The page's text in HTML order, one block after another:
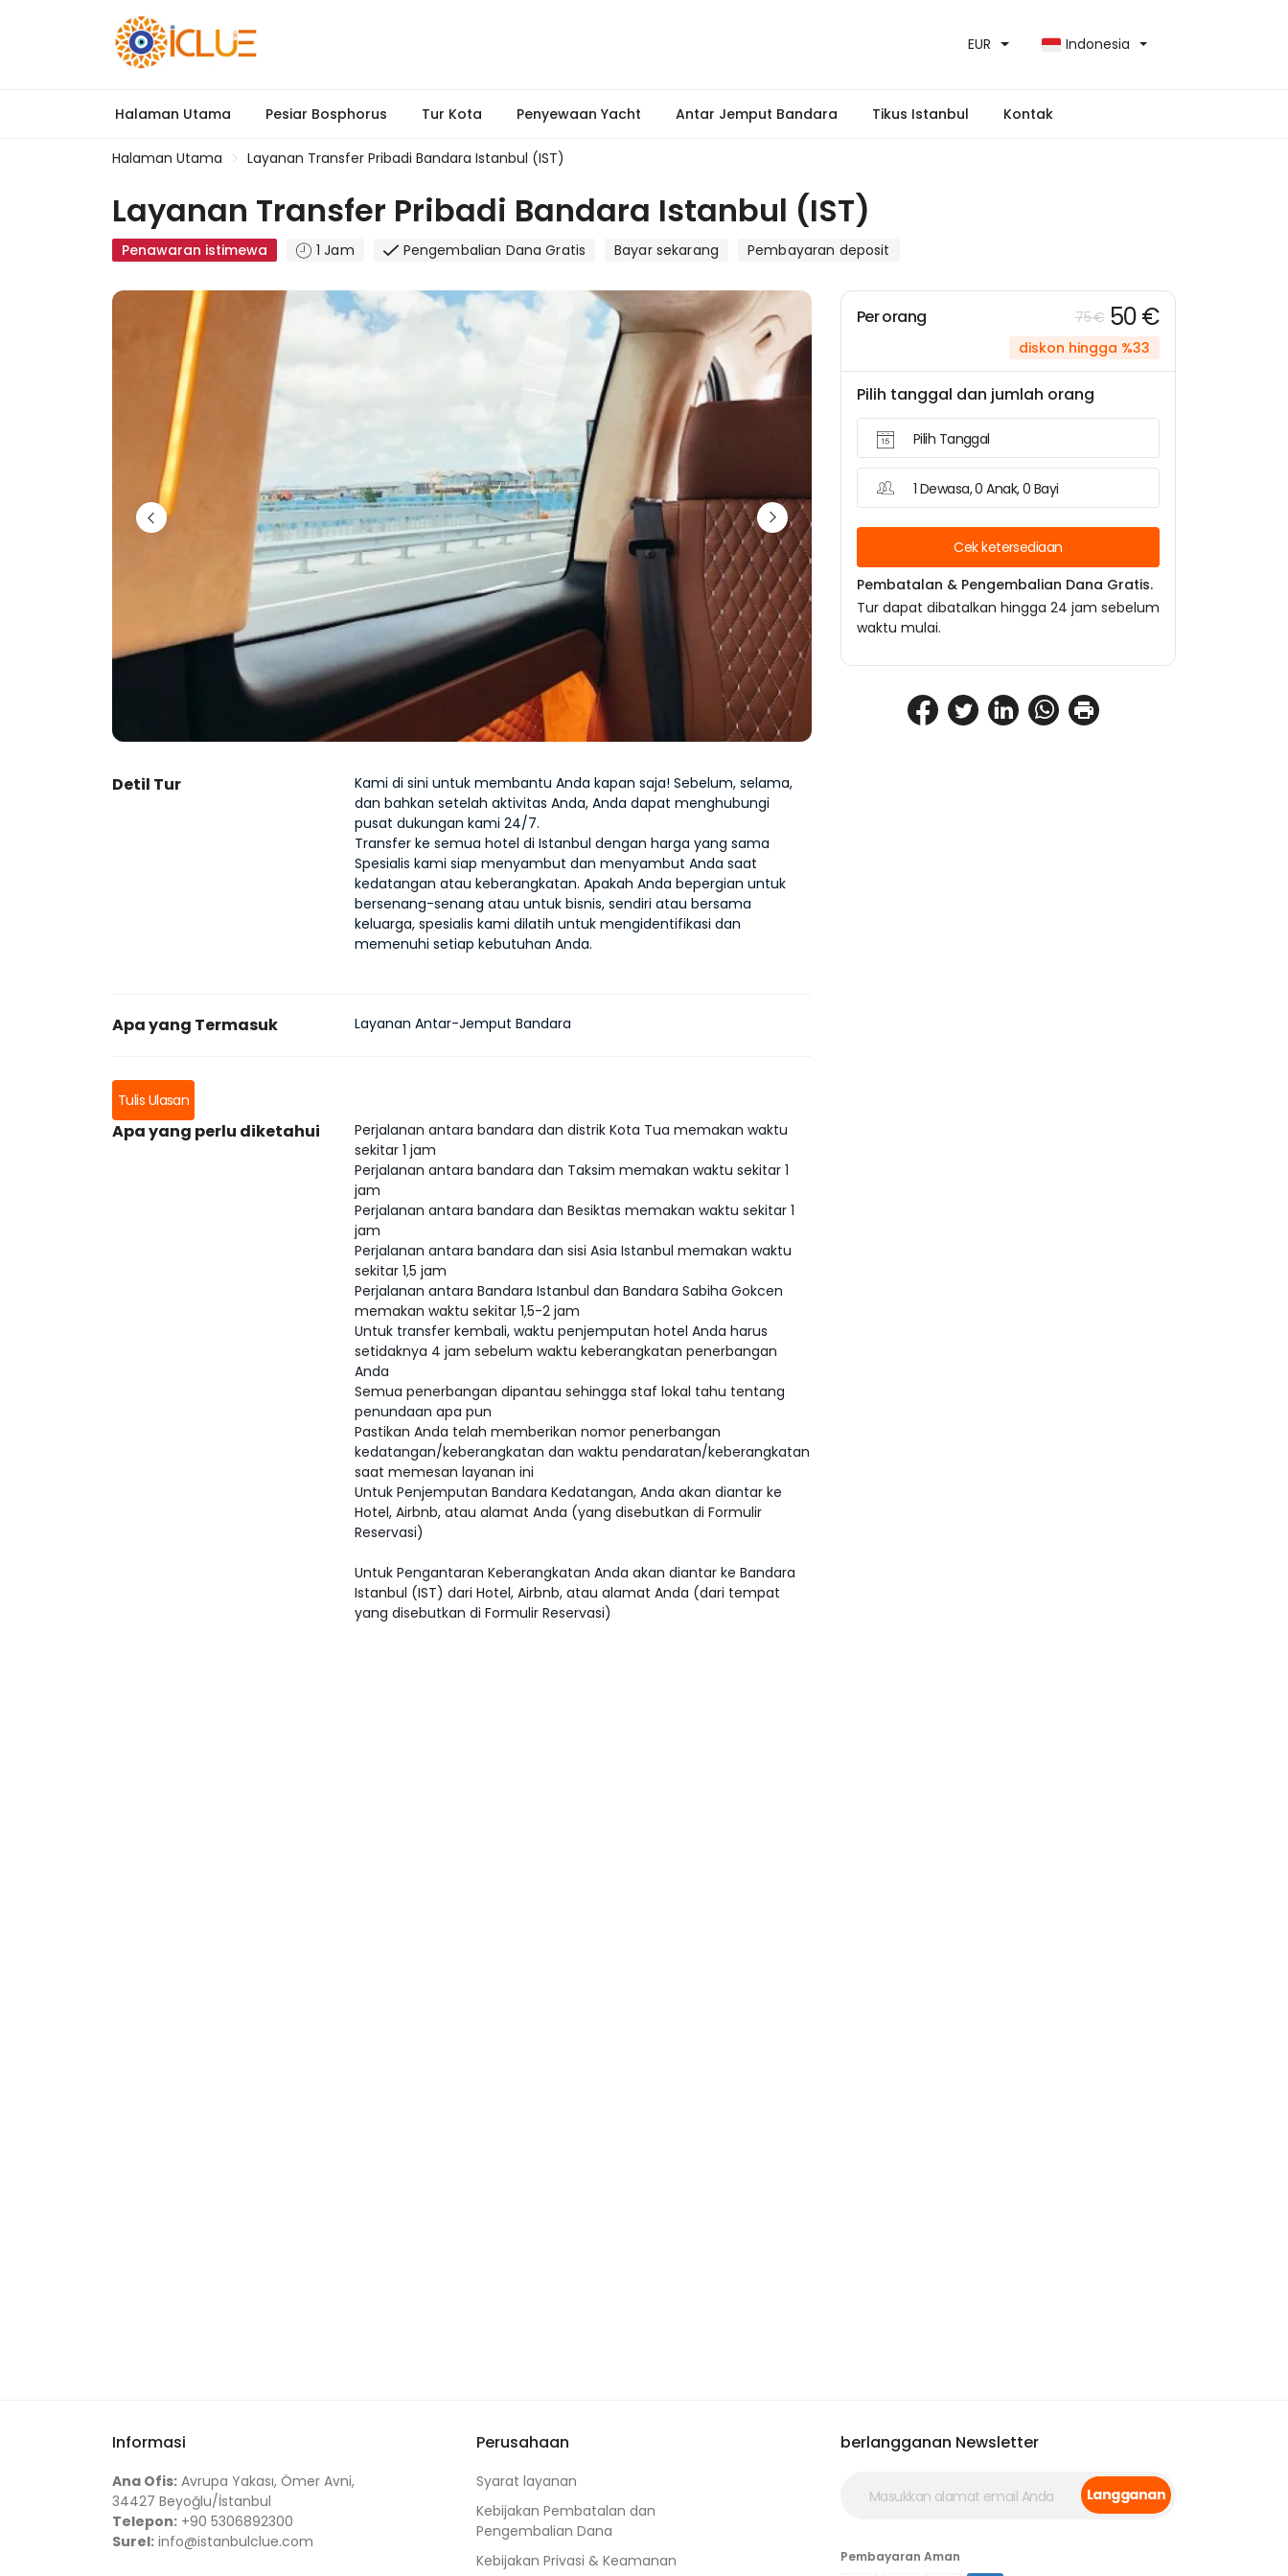
EUR Indonesia
Halaman Utama Pesiar Bosphorus Tur Kota Penyewaan Yacht Antar Jemput Bandara Tikus Istanbul Kontak
Halaman Utama Layanan Transfer Pribadi Bandara Istanbul (IST)
Layanan Transfer Pribadi Bandara Istanbul (IST)
Penawaran istimewa 1 Jam Pengembalian Dana Gratis Bayar sekarang Pembayaran deposit
Detil Tur
Kami di sini untuk membantu Anda kapan saja! Sebelum, selama,
dan bahkan setelah aktivitas Anda, Anda dapat menghubungi
pusat dukungan kami 24/7.
Transfer ke semua hotel di Istanbul dengan harga yang sama
Spesialis kami siap menyambut dan menyambut Anda saat
kedatangan atau keberangkatan. Apakah Anda bepergian untuk
bersenang-senang atau untuk bisnis, sendiri atau bersama
keluarga, spesialis kami dilatih untuk mengidentifikasi dan
memenuhi setiap kebutuhan Anda.
Apa yang Termasuk Layanan Antar-Jemput Bandara
Tulis Ulasan
Apa yang perlu diketahui
Perjalanan antara bandara dan distrik Kota Tua memakan waktu
sekitar 1 jam
Perjalanan antara bandara dan Taksim memakan waktu sekitar 1
jam
Perjalanan antara bandara dan Besiktas memakan waktu sekitar 1
jam
Perjalanan antara bandara dan sisi Asia Istanbul memakan waktu
sekitar 1,5 jam
Perjalanan antara Bandara Istanbul dan Bandara Sabiha Gokcen
memakan waktu sekitar 1,5-2 jam
Untuk transfer kembali, waktu penjemputan hotel Anda harus
setidaknya 4 jam sebelum waktu keberangkatan penerbangan
Anda
Semua penerbangan dipantau sehingga staf lokal tahu tentang
penundaan apa pun
Pastikan Anda telah memberikan nomor penerbangan
kedatangan/keberangkatan dan waktu pendaratan/keberangkatan
saat memesan layanan ini
Untuk Penjemputan Bandara Kedatangan, Anda akan diantar ke
Hotel, Airbnb, atau alamat Anda (yang disebutkan di Formulir
Reservasi)
Untuk Pengantaran Keberangkatan Anda akan diantar ke Bandara
Istanbul (IST) dari Hotel, Airbnb, atau alamat Anda (dari tempat
yang disebutkan di Formulir Reservasi)
Per orang 75 € 50 €
diskon hingga %33
Pilih tanggal dan jumlah orang
Pilih Tanggal
1 Dewasa, 0 Anak, 0 Bayi
Cek ketersediaan
Pembatalan & Pengembalian Dana Gratis.
Tur dapat dibatalkan hingga 24 jam sebelum
waktu mulai.
Informasi
Ana Ofis: Avrupa Yakası, Ömer Avni,
34427 Beyoğlu/İstanbul
Telepon: +90 5306892300
Surel: info@istanbulclue.com
Perusahaan
Syarat layanan
Kebijakan Pembatalan dan
Pengembalian Dana
Kebijakan Privasi & Keamanan
berlangganan Newsletter
Langganan
Pembayaran Aman